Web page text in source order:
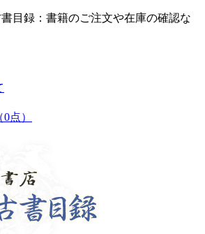
目録：書籍のご注文や在庫の確認な
0点）